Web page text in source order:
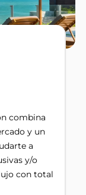
combina
y un
a
y/o
con total